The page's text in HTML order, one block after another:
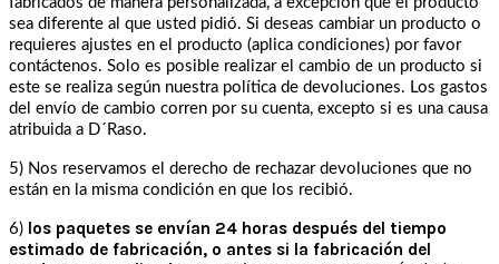
sea diferente al que usted pidió. Si deseas cambiar un producto o
requieres ajustes en el producto (aplica condiciones) por favor
contáctenos. Solo es posible realizar el cambio de un producto si
este se realiza según nuestra política de devoluciones. Los gastos
del envío de cambio corren por su cuenta, excepto si es una causa
atribuida a D´Raso.
5) Nos reservamos el derecho de rechazar devoluciones que no
están en la misma condición en que los recibió.
6) los paquetes se envían 24 horas después del tiempo
estimado de fabricación, o antes si la fabricación del